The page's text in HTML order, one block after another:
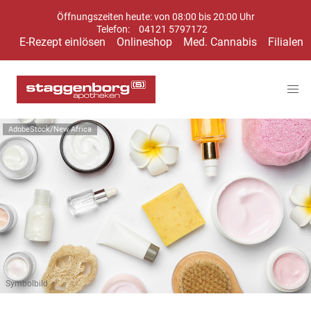
Öffnungszeiten heute: von 08:00 bis 20:00 Uhr
Telefon:
04121 5797172
E-Rezept einlösen Onlineshop Med. Cannabis Filialen
AdobeStock/New Africa
Symbolbild